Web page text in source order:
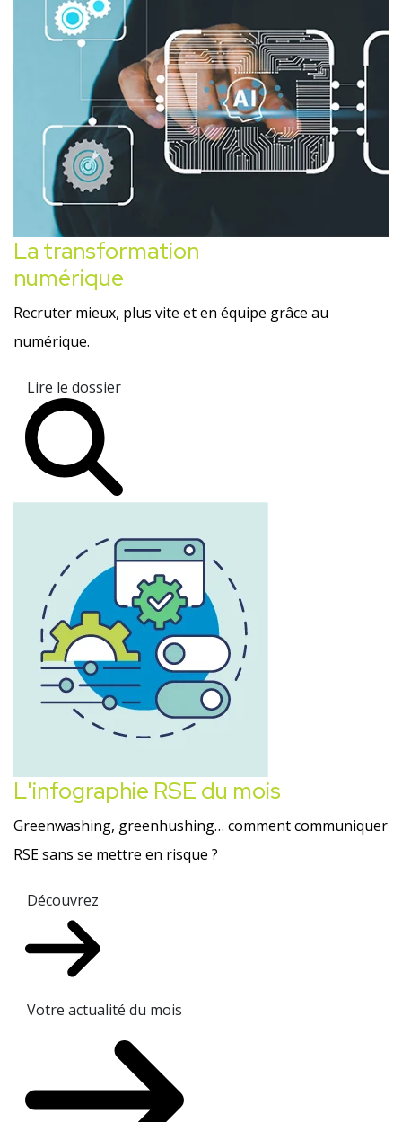
La transformation
numérique
Recruter mieux, plus vite et en équipe grâce au
numérique.
Lire le dossier
L'infographie RSE du mois
Greenwashing, greenhushing… comment communiquer
RSE sans se mettre en risque ?
Découvrez
Votre actualité du mois